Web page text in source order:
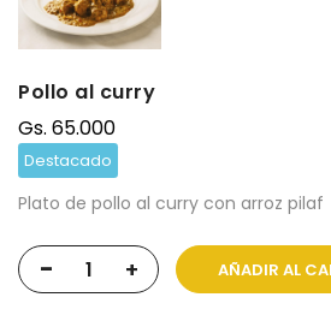
Pollo al curry
Gs. 65.000
Destacado
Plato de pollo al curry con arroz pilaf
- + AÑADIR AL